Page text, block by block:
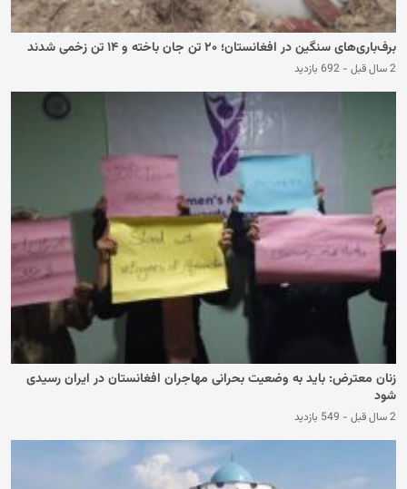
برف‌باری‌های سنگین در افغانستان؛ ۲۰ تن جان باخته و ۱۴ تن زخمی شدند
2 سال قبل - 692 بازدید
زنان معترض: باید به وضعیت بحرانی مهاجران افغانستان در ایران رسیدی
شود
2 سال قبل - 549 بازدید